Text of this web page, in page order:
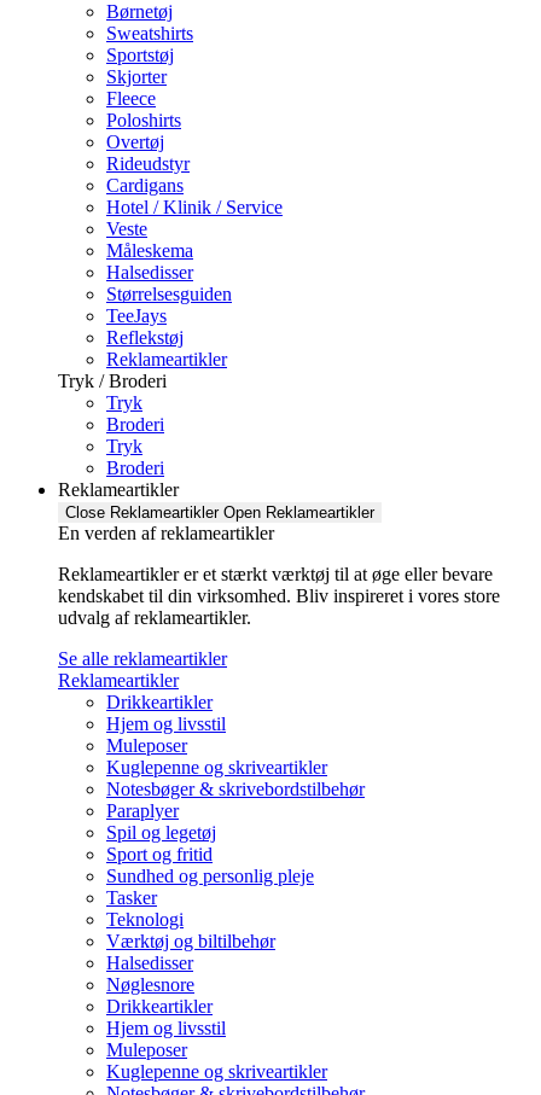
Børnetøj
Sweatshirts
Sportstøj
Skjorter
Fleece
Poloshirts
Overtøj
Rideudstyr
Cardigans
Hotel / Klinik / Service
Veste
Måleskema
Halsedisser
Størrelsesguiden
TeeJays
Reflekstøj
Reklameartikler
Tryk / Broderi
Tryk
Broderi
Tryk
Broderi
Reklameartikler
Close Reklameartikler Open Reklameartikler
En verden af reklameartikler ​
Reklameartikler er et stærkt værktøj til at øge eller bevare
kendskabet til din virksomhed. Bliv inspireret i vores store
udvalg af reklameartikler.
Se alle reklameartikler
Reklameartikler
Drikkeartikler
Hjem og livsstil
Muleposer
Kuglepenne og skriveartikler
Notesbøger & skrivebordstilbehør
Paraplyer
Spil og legetøj
Sport og fritid
Sundhed og personlig pleje
Tasker
Teknologi
Værktøj og biltilbehør
Halsedisser
Nøglesnore
Drikkeartikler
Hjem og livsstil
Muleposer
Kuglepenne og skriveartikler